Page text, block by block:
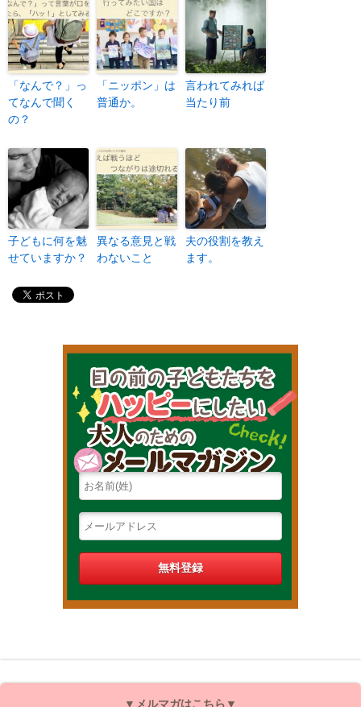
「なんで？」っ
てなんで聞く
の？
「ニッポン」は
普通か。
言われてみれば
当たり前
子どもに何を魅
せていますか？
異なる意見と戦
わないこと
夫の役割を教え
ます。
▼メルマガはこちら▼